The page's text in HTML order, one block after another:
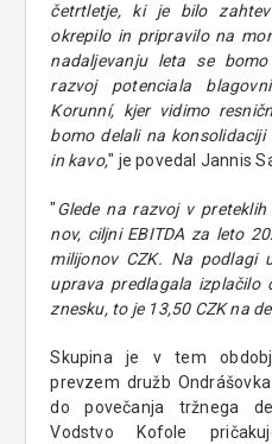
četrtletje, ki je bilo
okrepilo in pripravilo na
nadaljevanju leta se
razvoj potenciala
Korunní, kjer vidimo
bomo delali na
in kavo," je povedal Jannis
"Glede na razvoj v
nov, ciljni EBITDA za leto
milijonov CZK. Na podlagi
uprava predlagala izplačilo
znesku, to je 13,50 CZK na
Skupina je v tem
prevzem družb
do povečanja tržnega
Vodstvo Kofole